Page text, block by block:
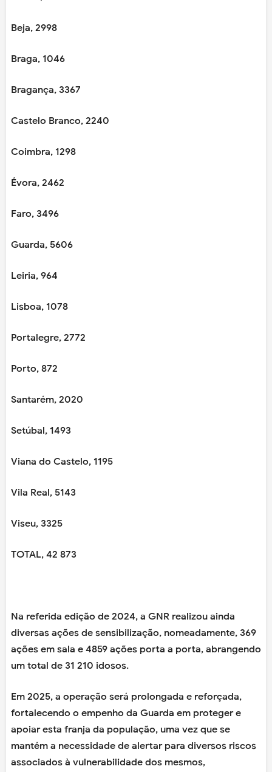
Beja, 2998
Braga, 1046
Bragança, 3367
Castelo Branco, 2240
Coimbra, 1298
Évora, 2462
Faro, 3496
Guarda, 5606
Leiria, 964
Lisboa, 1078
Portalegre, 2772
Porto, 872
Santarém, 2020
Setúbal, 1493
Viana do Castelo, 1195
Vila Real, 5143
Viseu, 3325
TOTAL, 42 873
Na referida edição de 2024, a GNR realizou ainda
diversas ações de sensibilização, nomeadamente, 369
ações em sala e 4859 ações porta a porta, abrangendo
um total de 31 210 idosos.
Em 2025, a operação será prolongada e reforçada,
fortalecendo o empenho da Guarda em proteger e
apoiar esta franja da população, uma vez que se
mantém a necessidade de alertar para diversos riscos
associados à vulnerabilidade dos mesmos,